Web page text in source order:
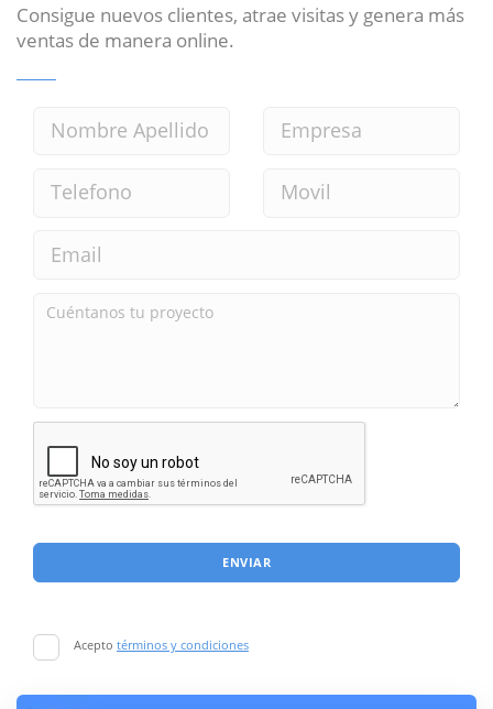
Consigue nuevos clientes, atrae visitas y genera más
ventas de manera online.
ENVIAR
Acepto términos y condiciones